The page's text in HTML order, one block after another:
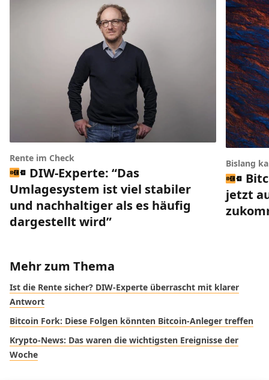
Rente im Check
DIW-Experte: “Das
Umlagesystem ist viel stabiler
und nachhaltiger als es häufig
dargestellt wird”
Bislang
jetzt
Mehr zum Thema
Ist die Rente sicher? DIW-Experte überrascht mit klarer
Antwort
Bitcoin Fork: Diese Folgen könnten Bitcoin-Anleger treffen
Krypto-News: Das waren die wichtigsten Ereignisse der
Woche